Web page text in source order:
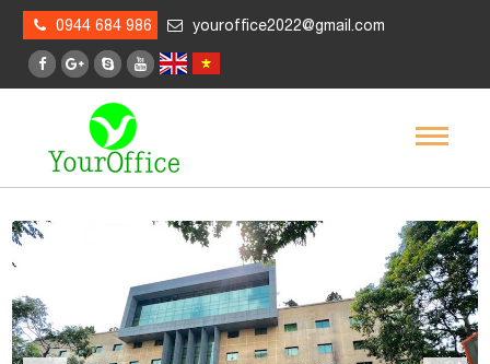
0944 684 986 youroffice2022@gmail.com